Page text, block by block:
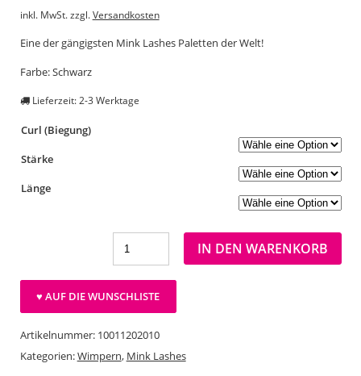
inkl. MwSt. zzgl. Versandkosten
Eine der gängigsten Mink Lashes Paletten der Welt!
Farbe: Schwarz
Lieferzeit: 2-3 Werktage
Curl (Biegung)
Stärke
Länge
IN DEN WARENKORB
♥ AUF DIE WUNSCHLISTE
Artikelnummer: 10011202010
Kategorien:Wimpern, Mink Lashes